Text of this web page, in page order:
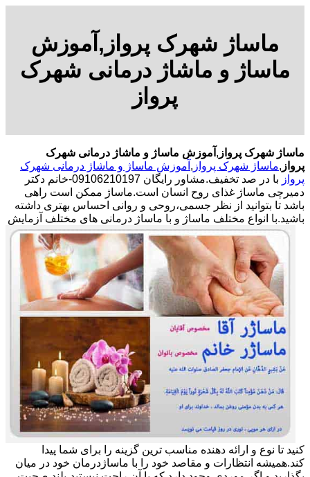
ماساژ شهرک پرواز,آموزش
ماساژ و ماشاژ درمانی شهرک
پرواز
ماساژ شهرک پرواز , آموزش ماساژ و ماشاژ درمانی شهرک
پرواز ,ماساژ شهرک پرواز , آموزش ماساژ و ماشاژ درمانی شهرک
پرواز
با در صد تخفیف.مشاور رایگان 09106210197-خانم دکتر
دمیرچی ماساژ غذای روح انسان است.ماساژ ممکن است راهی
باشد تا بتوانید از نظر جسمی،روحی و روانی احساس بهتری داشته
باشید.با انواع مختلف ماساژ و با ماساژ درمانی های مختلف آزمایش
کنید تا نوع و ارائه دهنده مناسب ترین گزینه را برای شما پیدا
کند.همیشه انتظارات و مقاصد خود را با ماساژدرمان خود در میان